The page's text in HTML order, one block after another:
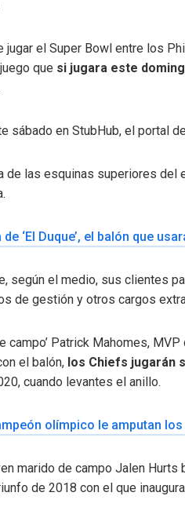
el Super Bowl entre los
que si jugara este
sábado en StubHub, el portal
de las esquinas superiores del
‘El Duque’, el balón que
según el medio, sus clientes
de gestión y otros cargos
campo’ Patrick Mahomes,
el balón, los Chiefs jugarán
cuando levantes el anillo.
olímpico le amputan
marido de campo Jalen
de 2018 con el que